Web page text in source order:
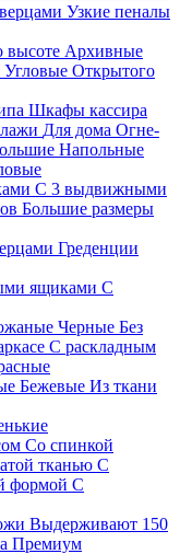
Узкие пеналы
высоте Архивные
Угловые Открытого
Шкафы кассира
Для дома Огне-
Напольные
С 3 выдвижными
Большие размеры
Греденции
ящиками С
Черные Без
С раскладным
Бежевые Из ткани
Со спинкой
тканью С
формой С
Выдерживают 150
Премиум